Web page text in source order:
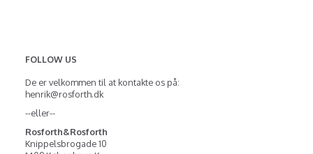
FOLLOW US
De er velkommen til at kontakte os på:
henrik@rosforth.dk
--eller--
Rosforth&Rosforth
Knippelsbrogade 10